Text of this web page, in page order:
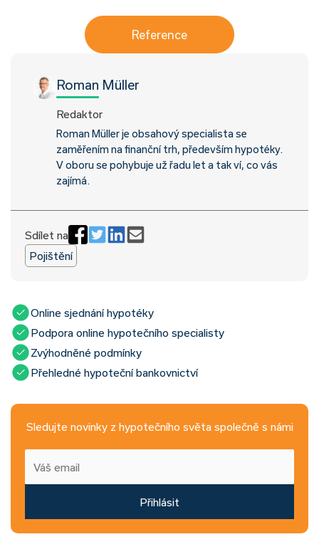
Reference
Roman Müller
Redaktor
Roman Müller je obsahový specialista se
zaměřením na finanční trh, především hypotéky.
V oboru se pohybuje už řadu let a tak ví, co vás
zajímá.
Sdílet na
Pojištění
Online sjednání hypotéky
Podpora online hypotečního specialisty
Zvýhodněné podmínky
Přehledné hypoteční bankovnictví
Sledujte novinky z hypotečního světa společně s námi
Přihlásit